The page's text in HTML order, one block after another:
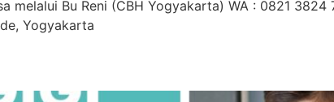
melalui Bu Reni (CBH Yogyakarta) WA : 0821
Yogyakarta